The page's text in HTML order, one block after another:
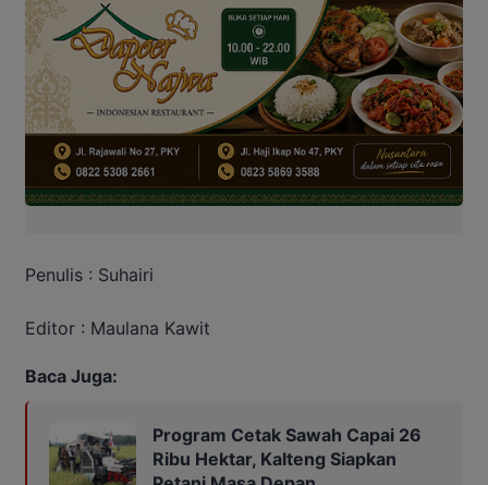
Penulis : Suhairi
Editor : Maulana Kawit
Baca Juga:
Program Cetak Sawah Capai 26
Ribu Hektar, Kalteng Siapkan